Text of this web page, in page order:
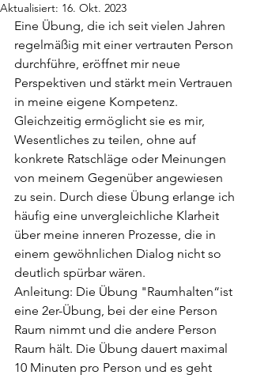
Aktualisiert: 16. Okt. 2023
Eine Übung, die ich seit vielen Jahren
regelmäßig mit einer vertrauten Person
durchführe, eröffnet mir neue
Perspektiven und stärkt mein Vertrauen
in meine eigene Kompetenz.
Gleichzeitig ermöglicht sie es mir,
Wesentliches zu teilen, ohne auf
konkrete Ratschläge oder Meinungen
von meinem Gegenüber angewiesen
zu sein. Durch diese Übung erlange ich
häufig eine unvergleichliche Klarheit
über meine inneren Prozesse, die in
einem gewöhnlichen Dialog nicht so
deutlich spürbar wären.
Anleitung: Die Übung "Raumhalten“ist
eine 2er-Übung, bei der eine Person
Raum nimmt und die andere Person
Raum hält. Die Übung dauert maximal
10 Minuten pro Person und es geht